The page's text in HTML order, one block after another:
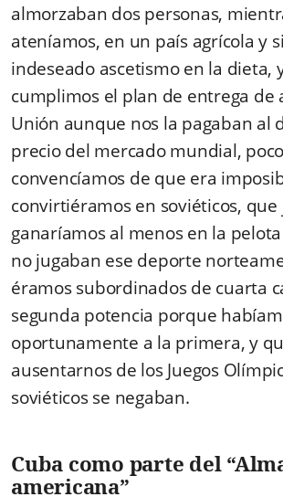
almorzaban dos personas,
ateníamos, en un país agrícola y
indeseado ascetismo en la dieta,
cumplimos el plan de entrega de
Unión aunque nos la pagaban al
precio del mercado mundial,
convencíamos de que era
convirtiéramos en soviéticos, que
ganaríamos al menos en la
no jugaban ese deporte
éramos subordinados de cuarta
segunda potencia porque
oportunamente a la primera, y
ausentarnos de los Juegos
soviéticos se negaban.
Cuba como parte del
americana”